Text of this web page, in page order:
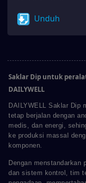
Unduh
Saklar Dip untuk
DAILYWELL
DAILYWELL Saklar Dip
tetap berjalan dengan
medis, dan energi,
ke produksi massal
komponen.
Dengan menstandarkan
dan sistem kontrol, tim